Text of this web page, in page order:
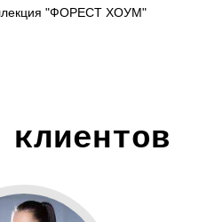
"ФОРЕСТ ХОУМ"